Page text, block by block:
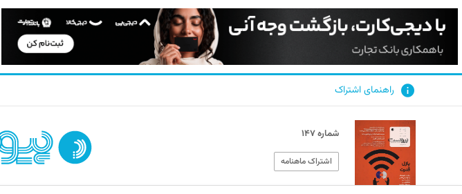
راهنمای اشتراک
شماره ۱۴۷
اشتراک ماهنامه